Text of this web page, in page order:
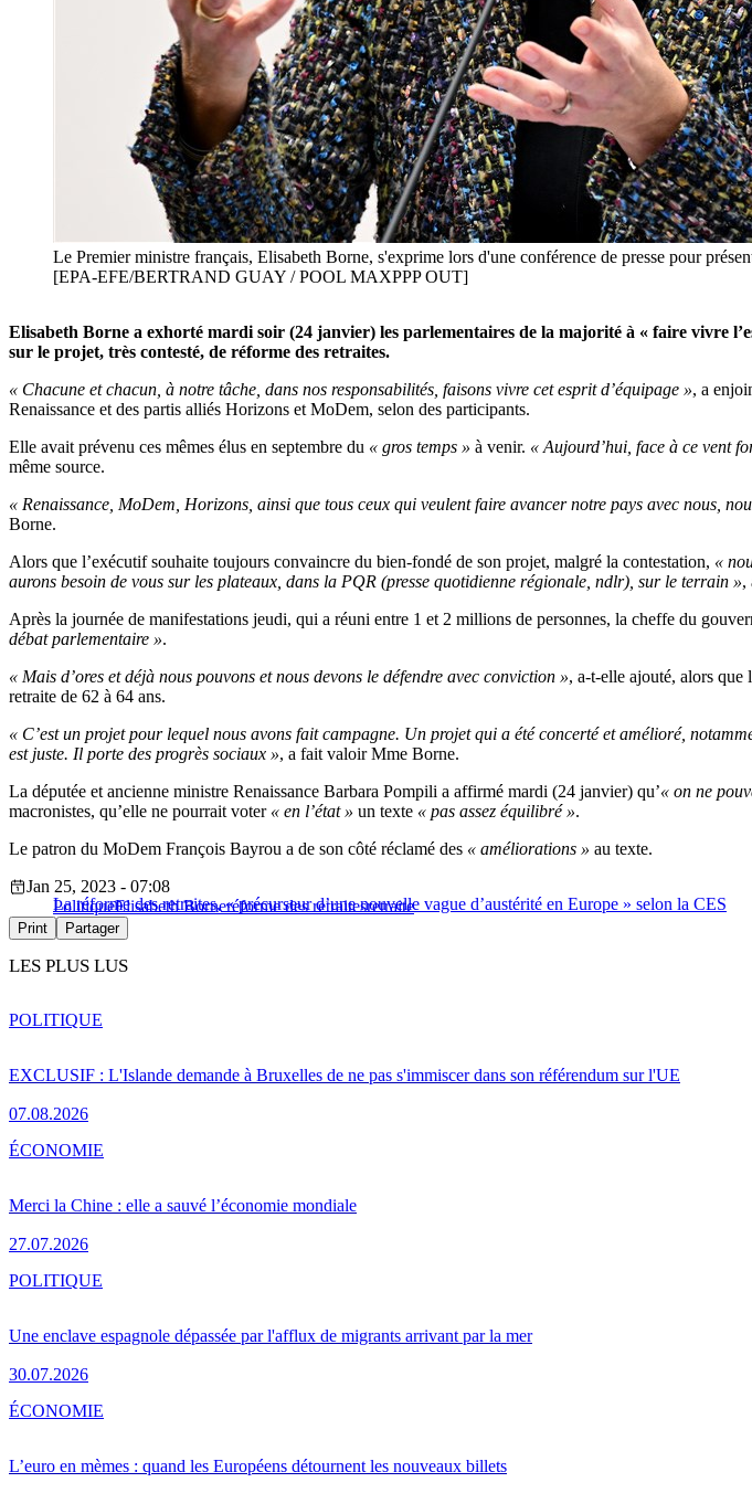
Le Premier ministre français, Elisabeth Borne, s'exprime lors d'une conférence de presse pour
[EPA-EFE/BERTRAND GUAY / POOL MAXPPP OUT]
Elisabeth Borne a exhorté mardi soir (24 janvier) les parlementaires de la majorité à « faire vivre
sur le projet, très contesté, de réforme des retraites.
« Chacune et chacun, à notre tâche, dans nos responsabilités, faisons vivre cet esprit d’équipage », a
Renaissance et des partis alliés Horizons et MoDem, selon des participants.
Elle avait prévenu ces mêmes élus en septembre du « gros temps » à venir. « Aujourd’hui, face à ce vent
même source.
« Renaissance, MoDem, Horizons, ainsi que tous ceux qui veulent faire avancer notre pays avec nous,
Borne.
Alors que l’exécutif souhaite toujours convaincre du bien-fondé de son projet, malgré la contestation, «
aurons besoin de vous sur les plateaux, dans la PQR (presse quotidienne régionale, ndlr), sur le terrain »,
Après la journée de manifestations jeudi, qui a réuni entre 1 et 2 millions de personnes, la cheffe du
débat parlementaire ».
« Mais d’ores et déjà nous pouvons et nous devons le défendre avec conviction », a-t-elle ajouté, alors que
retraite de 62 à 64 ans.
« C’est un projet pour lequel nous avons fait campagne. Un projet qui a été concerté et amélioré,
est juste. Il porte des progrès sociaux », a fait valoir Mme Borne.
La députée et ancienne ministre Renaissance Barbara Pompili a affirmé mardi (24 janvier) qu’« on ne
macronistes, qu’elle ne pourrait voter « en l’état » un texte « pas assez équilibré ».
Le patron du MoDem François Bayrou a de son côté réclamé des « améliorations » au texte.
La réforme des retraites, « précurseur d’une nouvelle vague d’austérité en Europe » selon la CES
Jan 25, 2023 - 07:08
PolitiqueElisabeth Borneréforme des retraitesretraite
Print Partager
LES PLUS LUS
EXCLUSIF : L'Islande demande à Bruxelles de ne pas s'immiscer dans son référendum sur l'UE
07.08.2026
POLITIQUE
Merci la Chine : elle a sauvé l’économie mondiale
27.07.2026
ÉCONOMIE
Une enclave espagnole dépassée par l'afflux de migrants arrivant par la mer
30.07.2026
POLITIQUE
L’euro en mèmes : quand les Européens détournent les nouveaux billets
ÉCONOMIE